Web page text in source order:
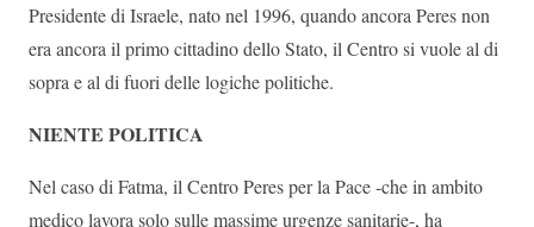
Presidente di Israele, nato nel 1996, quando ancora Peres non
era ancora il primo cittadino dello Stato, il Centro si vuole al di
sopra e al di fuori delle logiche politiche.
NIENTE POLITICA
Nel caso di Fatma, il Centro Peres per la Pace -che in ambito
medico lavora solo sulle massime urgenze sanitarie-, ha